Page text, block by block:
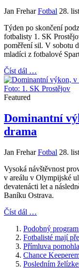
Jan Frehar Fotbal 28.
Týden po skončení
fotbalisty 1. SK
poměření sil. V sobotu
mladíci z fotbalové
Číst dál …
Foto: 1. SK Prostějov
Featured
Dominantní
drama
Jan Frehar Fotbal 28.
Vysoká návštěvnost
v areálu v Olympijské
devatenácti let a
Baníku Ostrava.
Číst dál …
Podobný
Fotbalisté mají
Přímluva pomohla
Chance
Posledním